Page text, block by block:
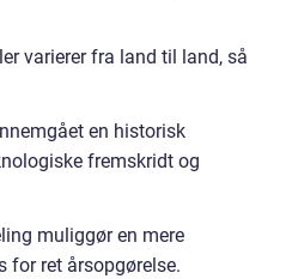
varierer fra land til land, så
en historisk
fremskridt og
muliggør en mere
for ret årsopgørelse.